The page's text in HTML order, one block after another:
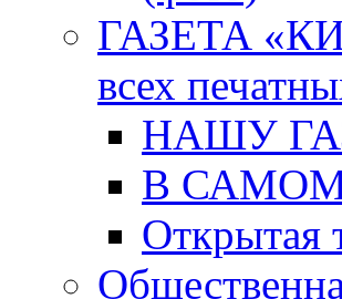
ГАЗЕТА
всех
НАШУ
В
Открытая